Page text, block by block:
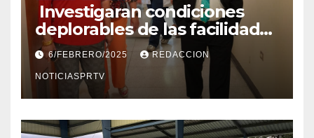
Investigaran condiciones
deplorables de las facilidades
el Departamento de la Salud
en Mayagüez
6/FEBRERO/2025 REDACCION
NOTICIASPRTV